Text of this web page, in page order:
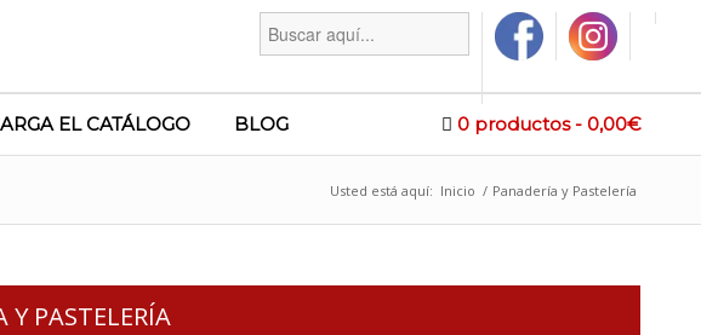
Buscar:
EL CATÁLOGO BLOG 0 productos 0,00€
Usted está aquí: Inicio / Panadería y Pastelería
PASTELERÍA